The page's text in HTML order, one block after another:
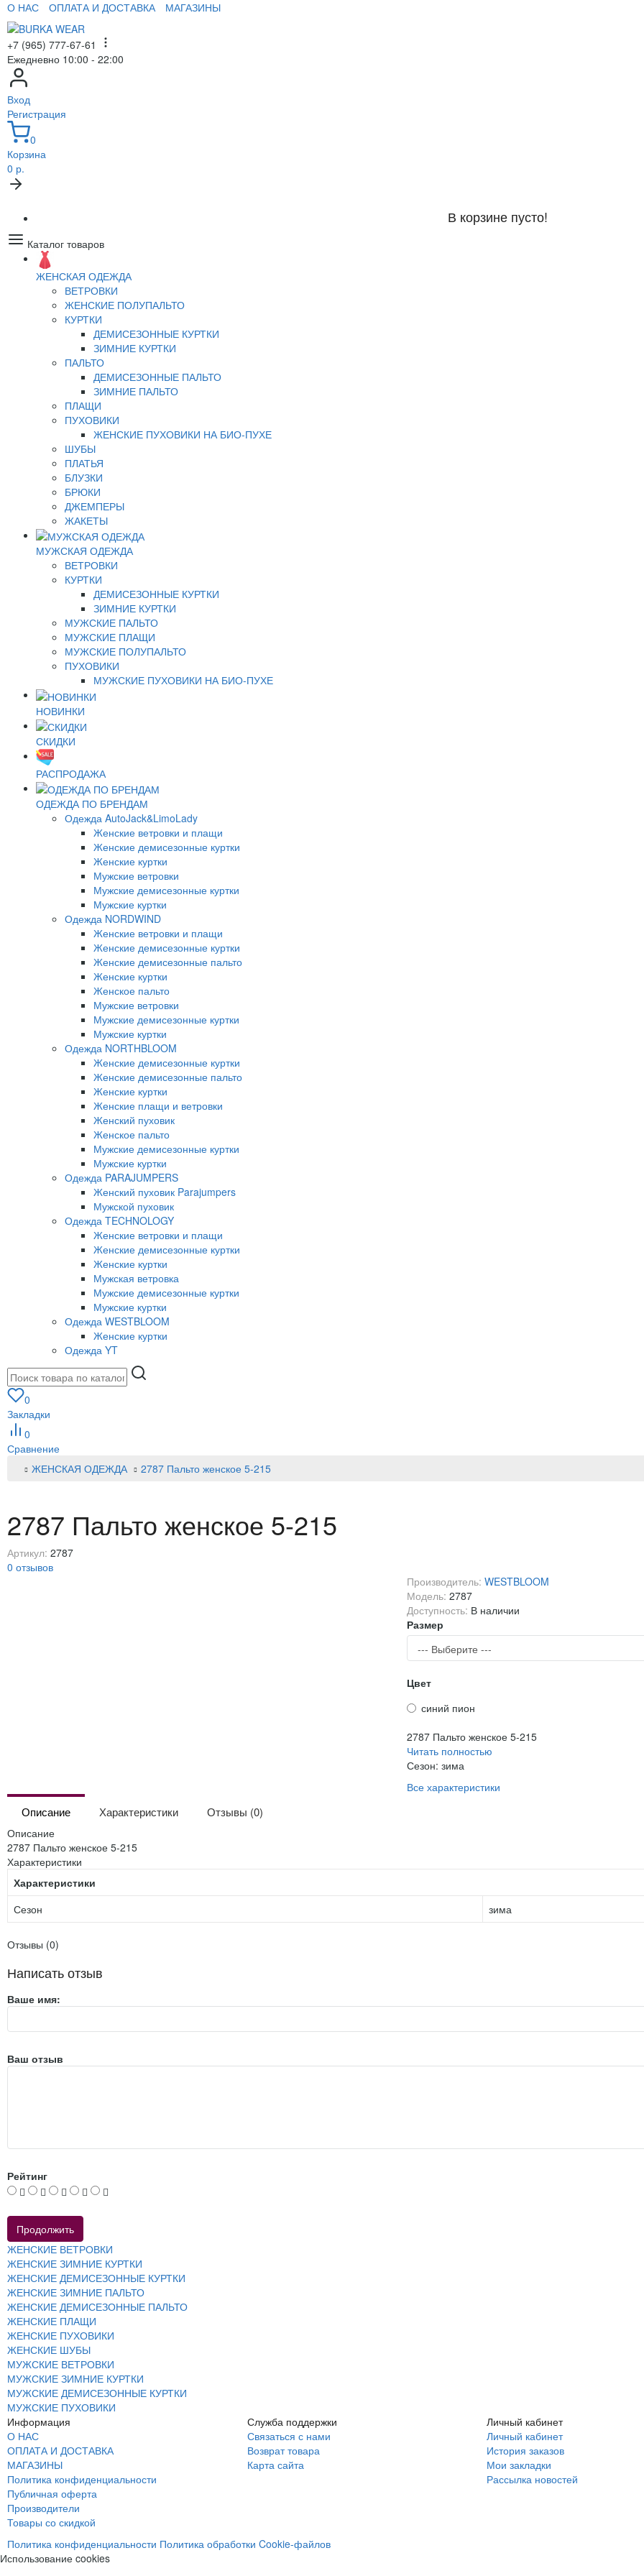
О НАС ОПЛАТА И ДОСТАВКА МАГАЗИНЫ
+7 (965) 777-67-61
Ежедневно 10:00 - 22:00
Вход
Регистрация
0
Корзина
0 р.
В корзине пусто!
Каталог товаров
ЖЕНСКАЯ ОДЕЖДА
ВЕТРОВКИ
ЖЕНСКИЕ ПОЛУПАЛЬТО
КУРТКИ
ДЕМИСЕЗОННЫЕ КУРТКИ
ЗИМНИЕ КУРТКИ
ПАЛЬТО
ДЕМИСЕЗОННЫЕ ПАЛЬТО
ЗИМНИЕ ПАЛЬТО
ПЛАЩИ
ПУХОВИКИ
ЖЕНСКИЕ ПУХОВИКИ НА БИО-ПУХЕ
ШУБЫ
ПЛАТЬЯ
БЛУЗКИ
БРЮКИ
ДЖЕМПЕРЫ
ЖАКЕТЫ
МУЖСКАЯ ОДЕЖДА
ВЕТРОВКИ
КУРТКИ
ДЕМИСЕЗОННЫЕ КУРТКИ
ЗИМНИЕ КУРТКИ
МУЖСКИЕ ПАЛЬТО
МУЖСКИЕ ПЛАЩИ
МУЖСКИЕ ПОЛУПАЛЬТО
ПУХОВИКИ
МУЖСКИЕ ПУХОВИКИ НА БИО-ПУХЕ
НОВИНКИ
СКИДКИ
РАСПРОДАЖА
ОДЕЖДА ПО БРЕНДАМ
Одежда AutoJack&LimoLady
Женские ветровки и плащи
Женские демисезонные куртки
Женские куртки
Мужские ветровки
Мужские демисезонные куртки
Мужские куртки
Одежда NORDWIND
Женские ветровки и плащи
Женские демисезонные куртки
Женские демисезонные пальто
Женские куртки
Женское пальто
Мужские ветровки
Мужские демисезонные куртки
Мужские куртки
Одежда NORTHBLOOM
Женские демисезонные куртки
Женские демисезонные пальто
Женские куртки
Женские плащи и ветровки
Женский пуховик
Женское пальто
Мужские демисезонные куртки
Мужские куртки
Одежда PARAJUMPERS
Женский пуховик Parajumpers
Мужской пуховик
Одежда TECHNOLOGY
Женские ветровки и плащи
Женские демисезонные куртки
Женские куртки
Мужская ветровка
Мужские демисезонные куртки
Мужские куртки
Одежда WESTBLOOM
Женские куртки
Одежда YT
0
Закладки
0
Сравнение
ЖЕНСКАЯ ОДЕЖДА
2787 Пальто женское 5-215
2787 Пальто женское 5-215
Артикул: 2787
0 отзывов
Производитель: WESTBLOOM
Модель: 2787
Доступность: В наличии
Размер
Цвет
синий пион
2787 Пальто женское 5-215
Читать полностью
Сезон: зима
Все характеристики
Описание Характеристики Отзывы (0)
Описание
2787 Пальто женское 5-215
Характеристики
Характеристики
Сезон
зима
Отзывы (0)
Написать отзыв
Ваше имя:
Ваш отзыв
Рейтинг
Продолжить
ЖЕНСКИЕ ВЕТРОВКИ
ЖЕНСКИЕ ЗИМНИЕ КУРТКИ
ЖЕНСКИЕ ДЕМИСЕЗОННЫЕ КУРТКИ
ЖЕНСКИЕ ЗИМНИЕ ПАЛЬТО
ЖЕНСКИЕ ДЕМИСЕЗОННЫЕ ПАЛЬТО
ЖЕНСКИЕ ПЛАЩИ
ЖЕНСКИЕ ПУХОВИКИ
ЖЕНСКИЕ ШУБЫ
МУЖСКИЕ ВЕТРОВКИ
МУЖСКИЕ ЗИМНИЕ КУРТКИ
МУЖСКИЕ ДЕМИСЕЗОННЫЕ КУРТКИ
МУЖСКИЕ ПУХОВИКИ
Информация
О НАС
ОПЛАТА И ДОСТАВКА
МАГАЗИНЫ
Политика конфиденциальности
Публичная оферта
Производители
Товары со скидкой
Служба поддержки
Связаться с нами
Возврат товара
Карта сайта
Личный кабинет
Личный кабинет
История заказов
Мои закладки
Рассылка новостей
Политика конфиденциальности Политика обработки Cookie-файлов
Использование cookies